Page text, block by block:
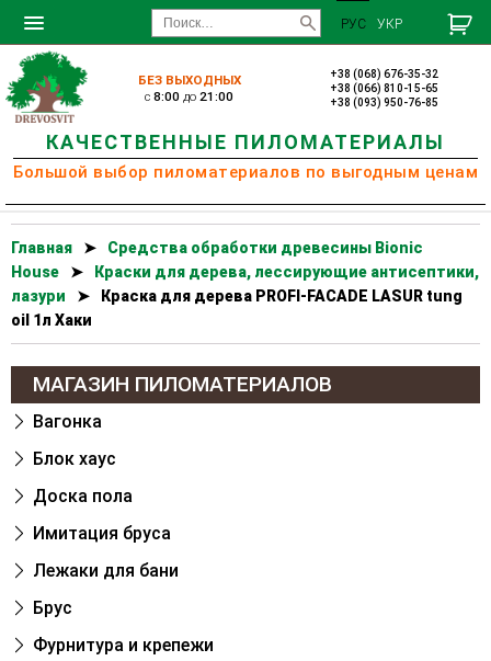
РУС УКР
БЕЗ ВЫХОДНЫХ
c8:00 до21:00
+38 (068) 676-35-32
+38 (066) 810-15-65
+38 (093) 950-76-85
КАЧЕСТВЕННЫЕ ПИЛОМАТЕРИАЛЫ
Большой выбор пиломатериалов по выгодным ценам
Главная ➤
Cредства обработки древесины Bionic
House
➤
Краски для дерева, лессирующие антисептики,
лазури
➤
Краска для дерева PROFI-FACADE LASUR tung
oil 1л Хаки
МАГАЗИН ПИЛОМАТЕРИАЛОВ
Вагонка
Блок хаус
Доска пола
Имитация бруса
Лежаки для бани
Брус
Фурнитура и крепежи